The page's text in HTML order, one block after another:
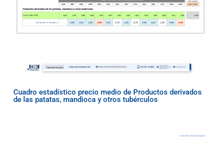
Cuadro estadístico precio medio de Productos derivados
de las patatas, mandioca y otros tubérculos